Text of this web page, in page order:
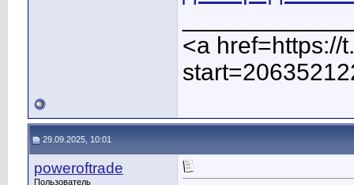
<a href=https://
29.09.2025, 10:01
poweroftrade
Пользователь